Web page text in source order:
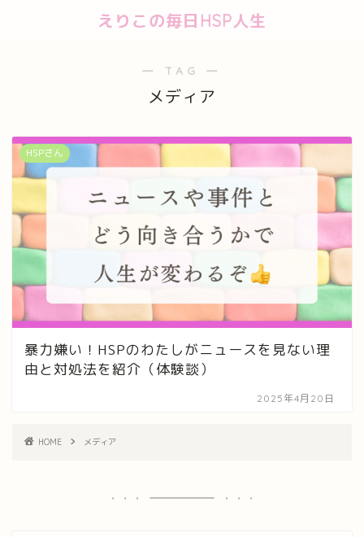
えりこの毎日HSP人生
― TAG ―
メディア
HSPさん
暴力嫌い！HSPのわたしがニュースを見ない理
由と対処法を紹介（体験談）
2025年4月20日
HOME メディア